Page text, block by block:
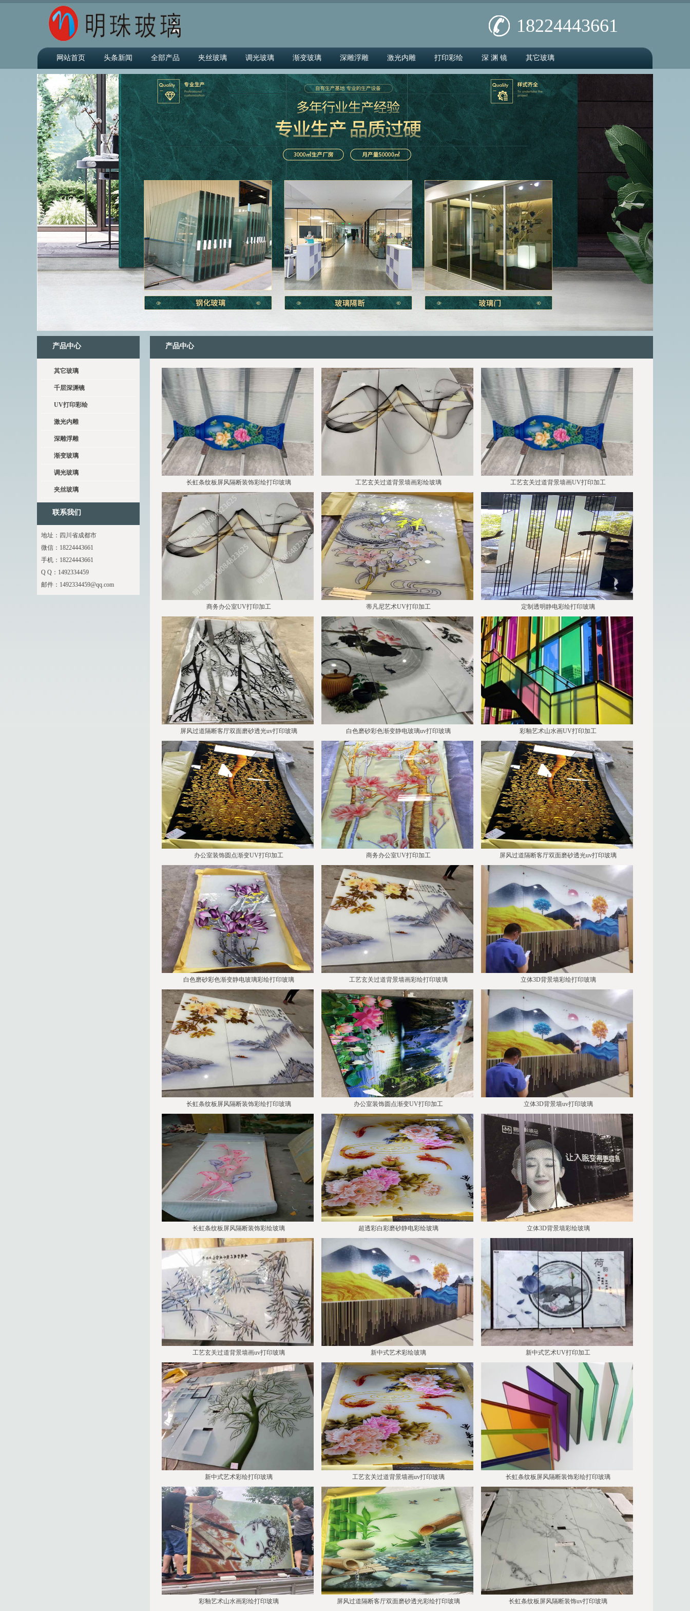
18224443661
网站首页 头条新闻 全部产品 夹丝玻璃 调光玻璃 渐变玻璃 深雕浮雕 激光内雕 打印彩绘 深 渊 镜 其它玻璃
产品中心
其它玻璃
千层深渊镜
UV打印彩绘
激光内雕
深雕浮雕
渐变玻璃
调光玻璃
夹丝玻璃
联系我们
地址：四川省成都市
微信：18224443661
手机：18224443661
Q Q：1492334459
邮件： 1492334459@qq.com
产品中心
长虹条纹板屏风隔断装饰彩绘打印玻璃 工艺玄关过道背景墙画彩绘玻璃 工艺玄关过道背景墙画UV打印加工
商务办公室UV打印加工 蒂凡尼艺术UV打印加工 定制透明静电彩绘打印玻璃
屏风过道隔断客厅双面磨砂透光uv打印玻璃 白色磨砂彩色渐变静电玻璃uv打印玻璃 彩釉艺术山水画UV打印加工
办公室装饰圆点渐变UV打印加工 商务办公室UV打印加工 屏风过道隔断客厅双面磨砂透光uv打印玻璃
白色磨砂彩色渐变静电玻璃彩绘打印玻璃 工艺玄关过道背景墙画彩绘打印玻璃 立体3D背景墙彩绘打印玻璃
长虹条纹板屏风隔断装饰彩绘打印玻璃 办公室装饰圆点渐变UV打印加工 立体3D背景墙uv打印玻璃
长虹条纹板屏风隔断装饰彩绘玻璃 超透彩白彩磨砂静电彩绘玻璃 立体3D背景墙彩绘玻璃
工艺玄关过道背景墙画uv打印玻璃 新中式艺术彩绘玻璃 新中式艺术UV打印加工
新中式艺术彩绘打印玻璃 工艺玄关过道背景墙画uv打印玻璃 长虹条纹板屏风隔断装饰彩绘打印玻璃
彩釉艺术山水画彩绘打印玻璃 屏风过道隔断客厅双面磨砂透光彩绘打印玻璃 长虹条纹板屏风隔断装饰uv打印玻璃